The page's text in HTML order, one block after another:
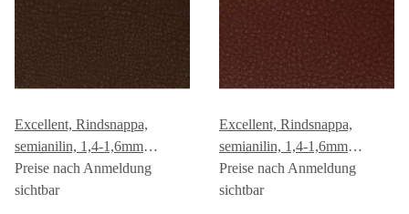
Excellent, Rindsnappa,
semianilin, 1,4-1,6mm
rehbraun GREEN GEISER
Preise nach Anmeldung
sichtbar
Excellent, Rindsnappa,
semianilin, 1,4-1,6mm
kastanie GREEN GEISER
Preise nach Anmeldung
sichtbar